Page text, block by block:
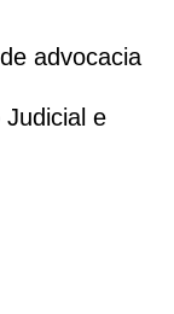
advocacia
e